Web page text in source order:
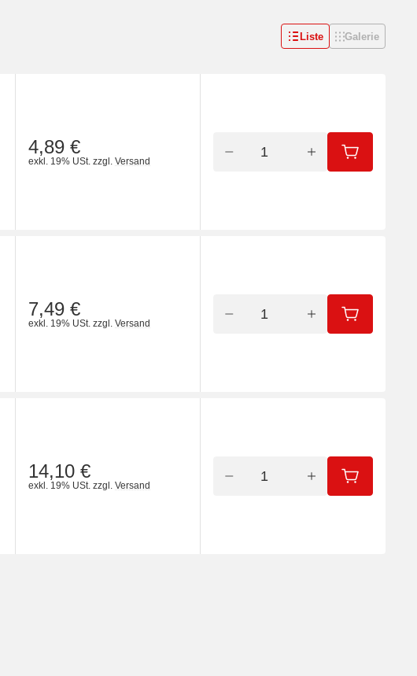
Liste Galerie
4,89 €
exkl. 19% USt. zzgl. Versand IN DEN
7,49 €
exkl. 19% USt. zzgl. Versand IN DEN
14,10 €
exkl. 19% USt. zzgl. Versand IN DEN